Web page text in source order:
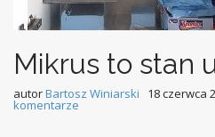
Mikrus to stan
autorBartosz Winiarski 18 czerwca
komentarze